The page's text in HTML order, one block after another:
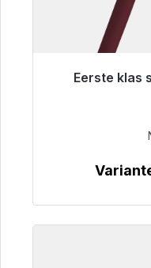
Eerste klas
Klaar voor